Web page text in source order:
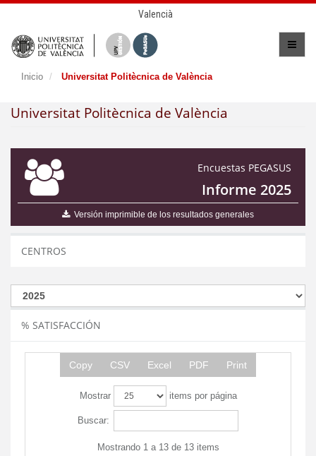
Valencià
Inicio Universitat Politècnica de València
Universitat Politècnica de València
Encuestas PEGASUS
Informe 2025
Versión imprimible de los resultados generales
CENTROS
% SATISFACCIÓN
Copy CSV Excel PDF Print
Mostrar items por página
Buscar:
Mostrando 1 a 13 de 13 items